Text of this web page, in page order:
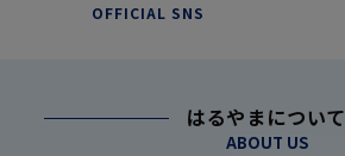
OFFICIAL SNS
はるやまについて
ABOUT US